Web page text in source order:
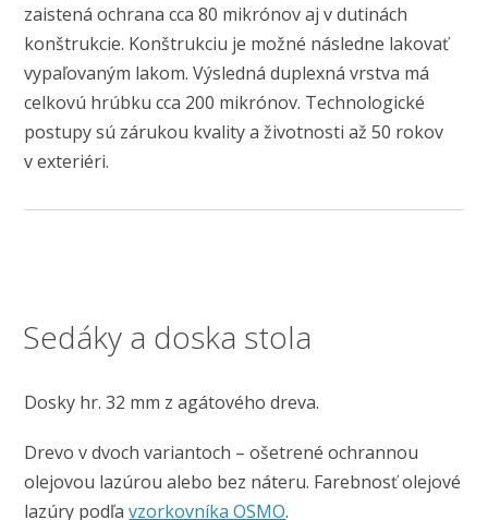
zaistená ochrana cca 80 mikrónov aj v dutinách
konštrukcie. Konštrukciu je možné následne lakovať
vypaľovaným lakom. Výsledná duplexná vrstva má
celkovú hrúbku cca 200 mikrónov. Technologické
postupy sú zárukou kvality a životnosti až 50 rokov
v exteriéri.
Sedáky a doska stola
Dosky hr. 32 mm z agátového dreva.
Drevo v dvoch variantoch – ošetrené ochrannou
olejovou lazúrou alebo bez náteru. Farebnosť olejové
lazúry podľavzorkovníka OSMO.